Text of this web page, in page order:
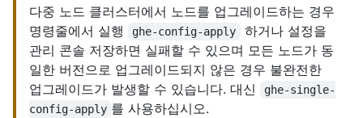
다중 노드 클러스터에서 노드를 업그레이드하는 경우
명령줄에서 실행
ghe-config-apply
하거나 설정을
관리 콘솔 저장하면 실패할 수 있으며 모든 노드가 동
일한 버전으로 업그레이드되지 않은 경우 불완전한
업그레이드가 발생할 수 있습니다. 대신
ghe-single-
config-apply 를 사용하십시오.